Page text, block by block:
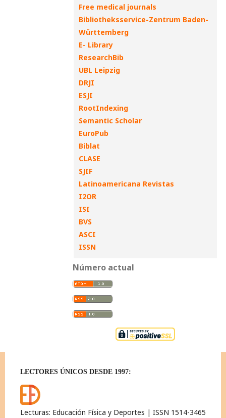
Free medical journals
Bibliotheksservice-Zentrum Baden-
Württemberg
E- Library
ResearchBib
UBL Leipzig
DRJI
ESJI
RootIndexing
Semantic Scholar
EuroPub
Biblat
CLASE
SJIF
Latinoamericana Revistas
I2OR
ISI
BVS
ASCI
ISSN
Número actual
LECTORES ÚNICOS DESDE 1997:
Lecturas: Educación Física y Deportes | ISSN 1514-3465